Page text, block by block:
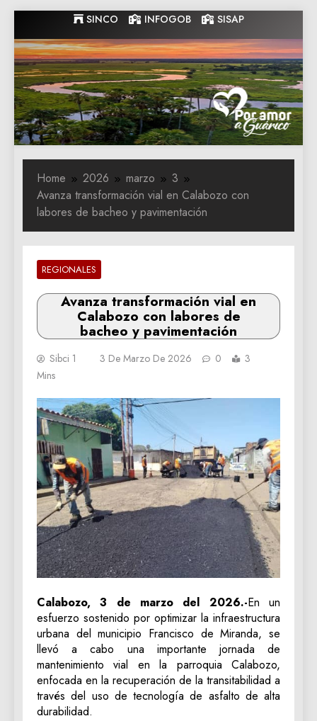
to
content
SINCO INFOGOB SISAP
Gobernacion
de Guarico
Gobernacion de Guarico
Home 2026 marzo
3
Avanza transformación vial en Calabozo con
labores de bacheo y pavimentación
REGIONALES
Avanza transformación vial en
Calabozo con labores de
bacheo y pavimentación
Sibci 1 3 De Marzo De 2026 0
3
Mins
Calabozo, 3 de marzo del 2026.-En un
esfuerzo sostenido por optimizar la infraestructura
urbana del municipio Francisco de Miranda, se
llevó a cabo una importante jornada de
mantenimiento vial en la parroquia Calabozo,
enfocada en la recuperación de la transitabilidad a
través del uso de tecnología de asfalto de alta
durabilidad.